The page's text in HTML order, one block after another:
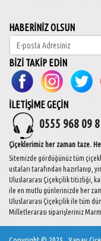
HABERİNİZ OLSUN
BİZİ TAKİP EDİN
İLETİŞİME GEÇİN
0555 968 09
Çiçeklerimiz her zaman taze.
Sitemizde gördüğünüz tüm
ustaları tarafından hazırlanıp,
Uluslararası Çiçekçilik titizliği,
ile en mutlu günlerinizde her
Uluslararası Çiçekçilik ile tüm
Milletlerarası siparişleriniz